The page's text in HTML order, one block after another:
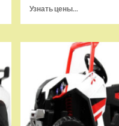
Узнать цены...
Брелок-
игрушка
POP
IT
Квадрат
антистресс
(тактильная,
сенсорная)